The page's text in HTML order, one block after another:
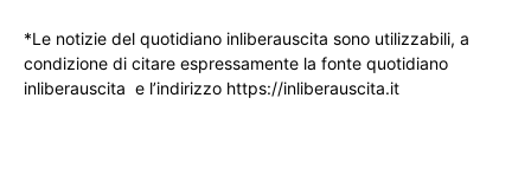
*Le notizie del quotidiano inliberauscita sono utilizzabili, a
condizione di citare espressamente la fonte quotidiano
inliberauscita e l’indirizzo https://inliberauscita.it